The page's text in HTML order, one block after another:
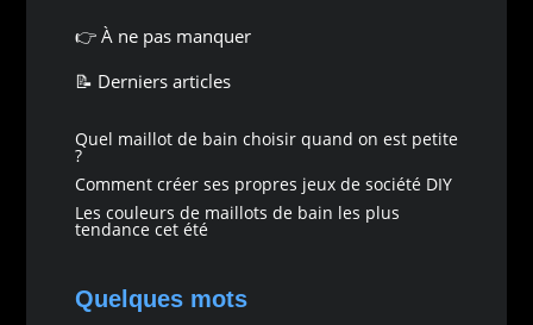
👉 À ne pas manquer
📝 Derniers articles
Quel maillot de bain choisir quand on est petite
?
Comment créer ses propres jeux de société DIY
Les couleurs de maillots de bain les plus
tendance cet été
Quelques mots